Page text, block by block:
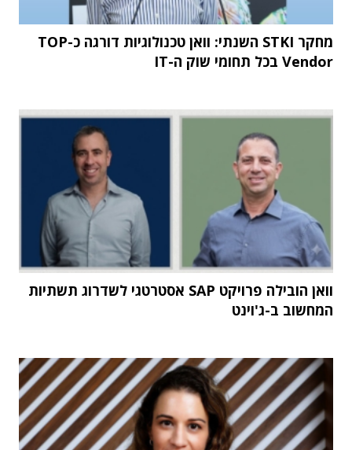
מחקר STKI השנתי: וואן טכנולוגיות דורגה כ-TOP
Vendor בכל תחומי שוק ה-IT
וואן הובילה פרויקט SAP אסטרטגי לשדרוג תשתיות
המחשוב ב-ג'וינט